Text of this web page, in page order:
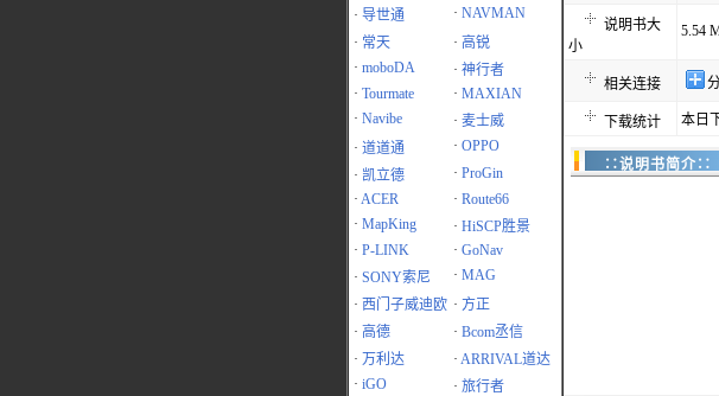
· 导世通 · NAVMAN
· 常天 · 高锐
· moboDA · 神行者
· Tourmate · MAXIAN
· Navibe · 麦士威
· 道道通 · OPPO
· 凯立德 · ProGin
· ACER · Route66
· MapKing · HiSCP胜景
· P-LINK · GoNav
· SONY索尼 · MAG
· 西门子威迪欧 · 方正
· 高德 · Bcom丞信
· 万利达 · ARRIVAL道达
· iGO · 旅行者
说明书大
小
5.54
相关连接
下载统计 本日
∷说明书简介∷